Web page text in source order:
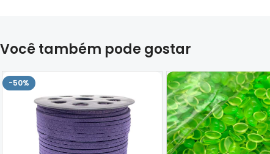
Você também pode gostar
-50%